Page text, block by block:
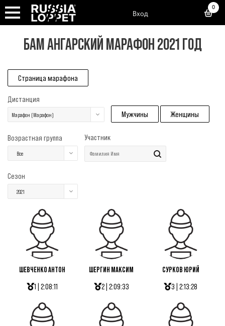
Вход
0
БАМ АНГАРСКИЙ МАРАФОН 2021 ГОД
Страница марафона
Дистанция
Марафон (Марафон) Мужчины Женщины
Возрастная группа
Все
Участник
Сезон
2021
ШЕВЧЕНКО АНТОН
1 | 2:08:11
ШЕРГИН МАКСИМ
2 | 2:09:33
СУРКОВ ЮРИЙ
3 | 2:13:28